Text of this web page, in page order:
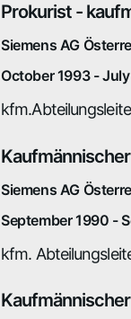
Prokurist -
Siemens AG
October 1993 -
Siemens AG
September 1990 -
kfm.